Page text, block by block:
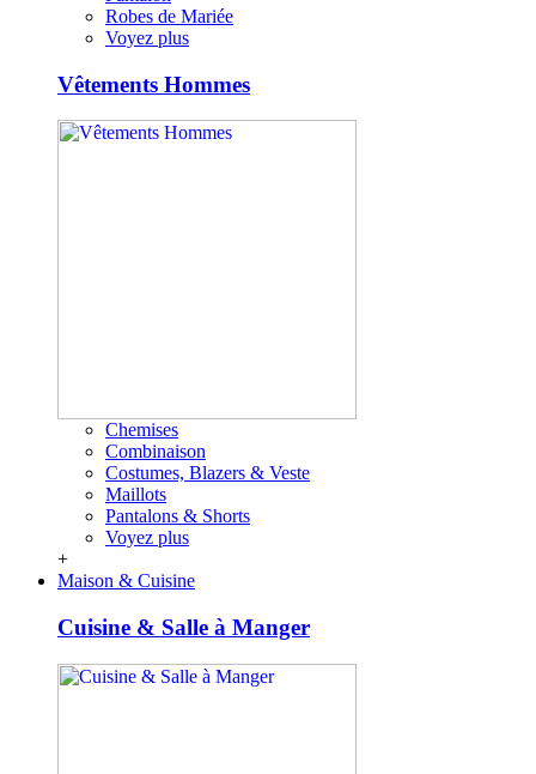
Robes de Mariée
Voyez plus
Vêtements Hommes
Chemises
Combinaison
Costumes, Blazers & Veste
Maillots
Pantalons & Shorts
Voyez plus
+
Maison & Cuisine
Cuisine & Salle à Manger